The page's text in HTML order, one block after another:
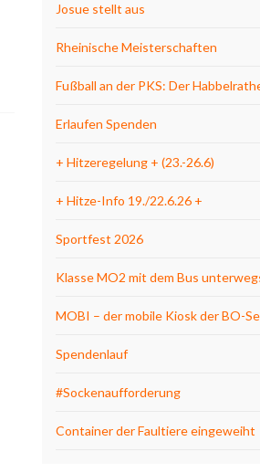
Josue stellt aus
Rheinische Meisterschaften
Fußball an der PKS: Der
Erlaufen Spenden
+ Hitzeregelung + (23.-26.6)
+ Hitze-Info 19./22.6.26 +
Sportfest 2026
Klasse MO2 mit dem Bus
MOBI – der mobile Kiosk der BO-
Spendenlauf
#Sockenaufforderung
Container der Faultiere eingeweiht